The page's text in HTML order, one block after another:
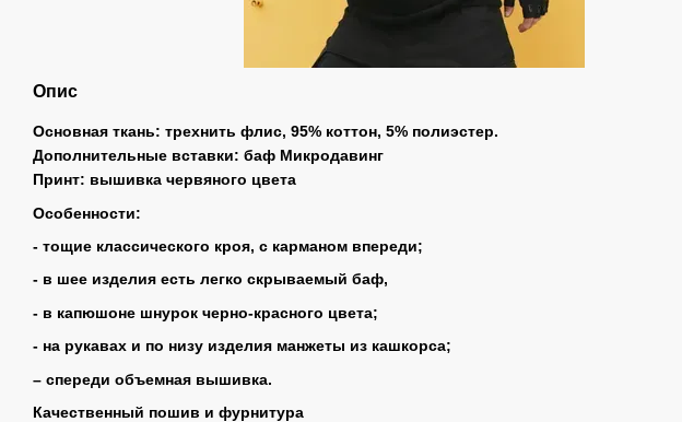
Опис
Основная ткань: трехнить флис, 95% коттон, 5% полиэстер.
Дополнительные вставки: баф Микродавинг
Принт: вышивка червяного цвета
Особенности:
- тощие классического кроя, с карманом впереди;
- в шее изделия есть легко скрываемый баф,
- в капюшоне шнурок черно-красного цвета;
- на рукавах и по низу изделия манжеты из кашкорса;
– спереди объемная вышивка.
Качественный пошив и фурнитура